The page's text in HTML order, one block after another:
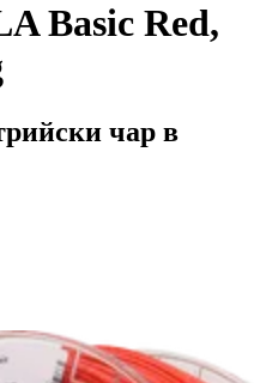
Basic Red,
чар в